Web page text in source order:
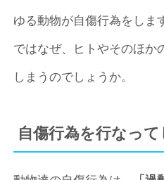
ゆる動物が自傷行為をしま
ではなぜ、ヒトやそのほか
しまうのでしょうか。
自傷行為を行なって